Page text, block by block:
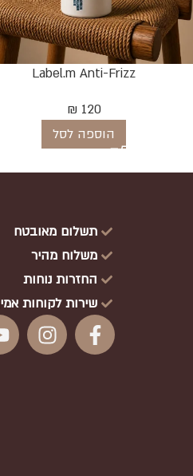
Label.m Anti-Frizz
₪ 120
הוספה לסל
תשלום מאובטח
משלוח מהיר
החזרות נוחות
שירות לקוחות